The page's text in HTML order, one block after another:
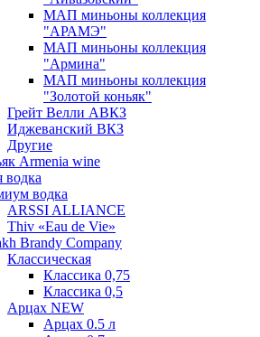
МАП миньоны коллекция
"АРАМЭ"
МАП миньоны коллекция
"Армина"
МАП миньоны коллекция
"Золотой коньяк"
Грейт Велли АВКЗ
Иджеванский ВКЗ
Другие
Armenia wine
водка
водка
ARSSI ALLIANCE
Thiv «Eau de Vie»
Brandy Company
Классическая
Классика 0,75
Классика 0,5
Арцах NEW
Арцах 0.5 л